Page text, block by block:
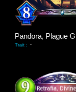
Trait : -